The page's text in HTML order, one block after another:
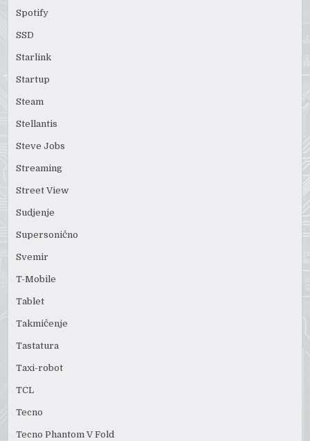
Spotify
SSD
Starlink
Startup
Steam
Stellantis
Steve Jobs
Streaming
Street View
Sudjenje
Supersonično
Svemir
T-Mobile
Tablet
Takmičenje
Tastatura
Taxi-robot
TCL
Tecno
Tecno Phantom V Fold